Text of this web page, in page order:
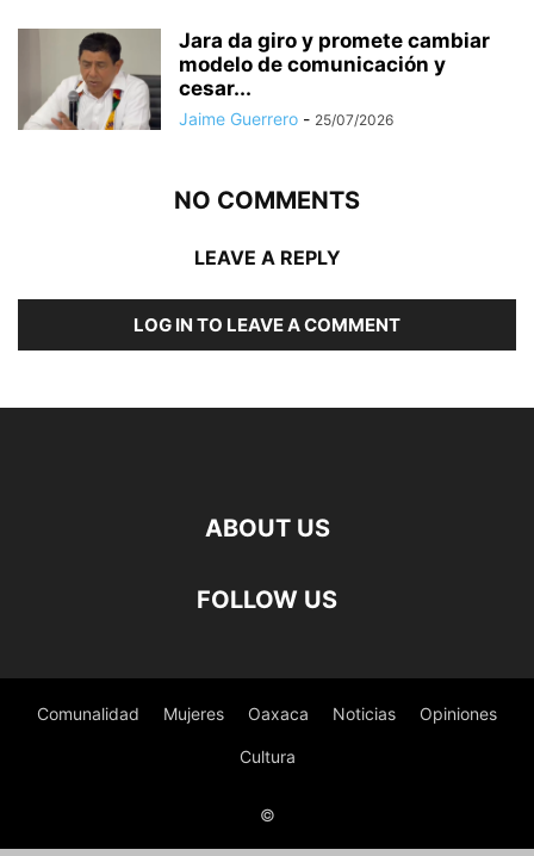
Jara da giro y promete cambiar
modelo de comunicación y
cesar...
Jaime Guerrero - 25/07/2026
NO COMMENTS
LEAVE A REPLY
LOG IN TO LEAVE A COMMENT
ABOUT US
FOLLOW US
Comunalidad Mujeres Oaxaca Noticias Opiniones
Cultura
©